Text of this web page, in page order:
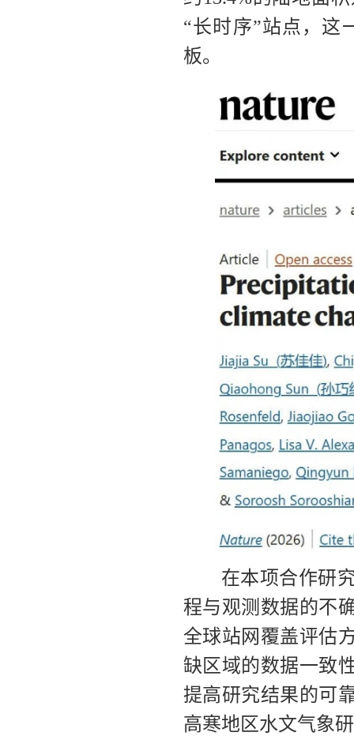
“长时序”站点，这
板。
在本项合作研
程与观测数据的不
全球站网覆盖评估
缺区域的数据一致
提高研究结果的可
高寒地区水文气象